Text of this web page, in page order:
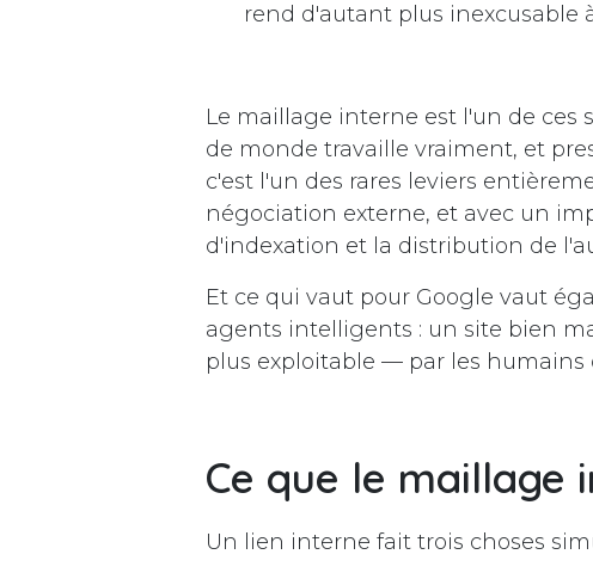
rend d'autant plus inexcusable
Le maillage interne est l'un de ces
de monde travaille vraiment, et
c'est l'un des rares leviers
négociation externe, et avec un
d'indexation et la distribution de
Et ce qui vaut pour Google vaut
agents intelligents : un site bien
plus exploitable — par les humains
Ce que le
Un lien interne fait trois choses